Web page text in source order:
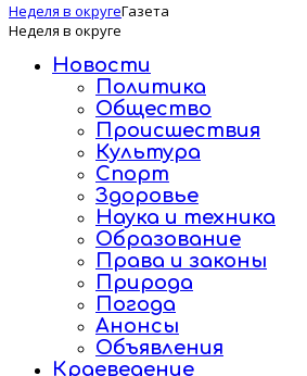
Неделя в округеГазета
Неделя в округе
Новости
Политика
Общество
Происшествия
Культура
Спорт
Здоровье
Наука и техника
Образование
Права и законы
Природа
Погода
Анонсы
Объявления
Краеведение